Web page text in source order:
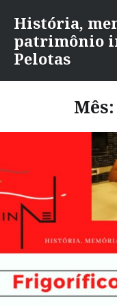
para
conteúdo
História,
patrimônio
Pelotas
Mês: